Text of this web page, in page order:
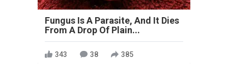
Fungus Is A Parasite, And It Dies
From A Drop Of Plain...
343 38 385